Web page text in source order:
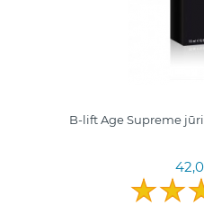
B-lift Age Supreme